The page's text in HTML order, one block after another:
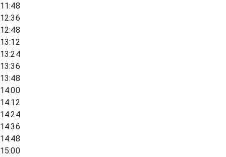
11:48
12:36
12:48
13:12
13:24
13:36
13:48
14:00
14:12
14:24
14:36
14:48
15:00